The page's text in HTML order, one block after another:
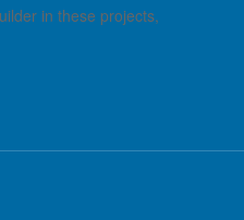
in these projects,